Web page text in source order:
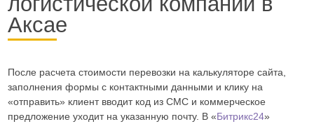
Аксае
После расчета стоимости перевозки на калькуляторе сайта,
заполнения формы с контактными данными и клику на
«отправить» клиент вводит код из СМС и коммерческое
предложение уходит на указанную почту. В «Битрикс24»